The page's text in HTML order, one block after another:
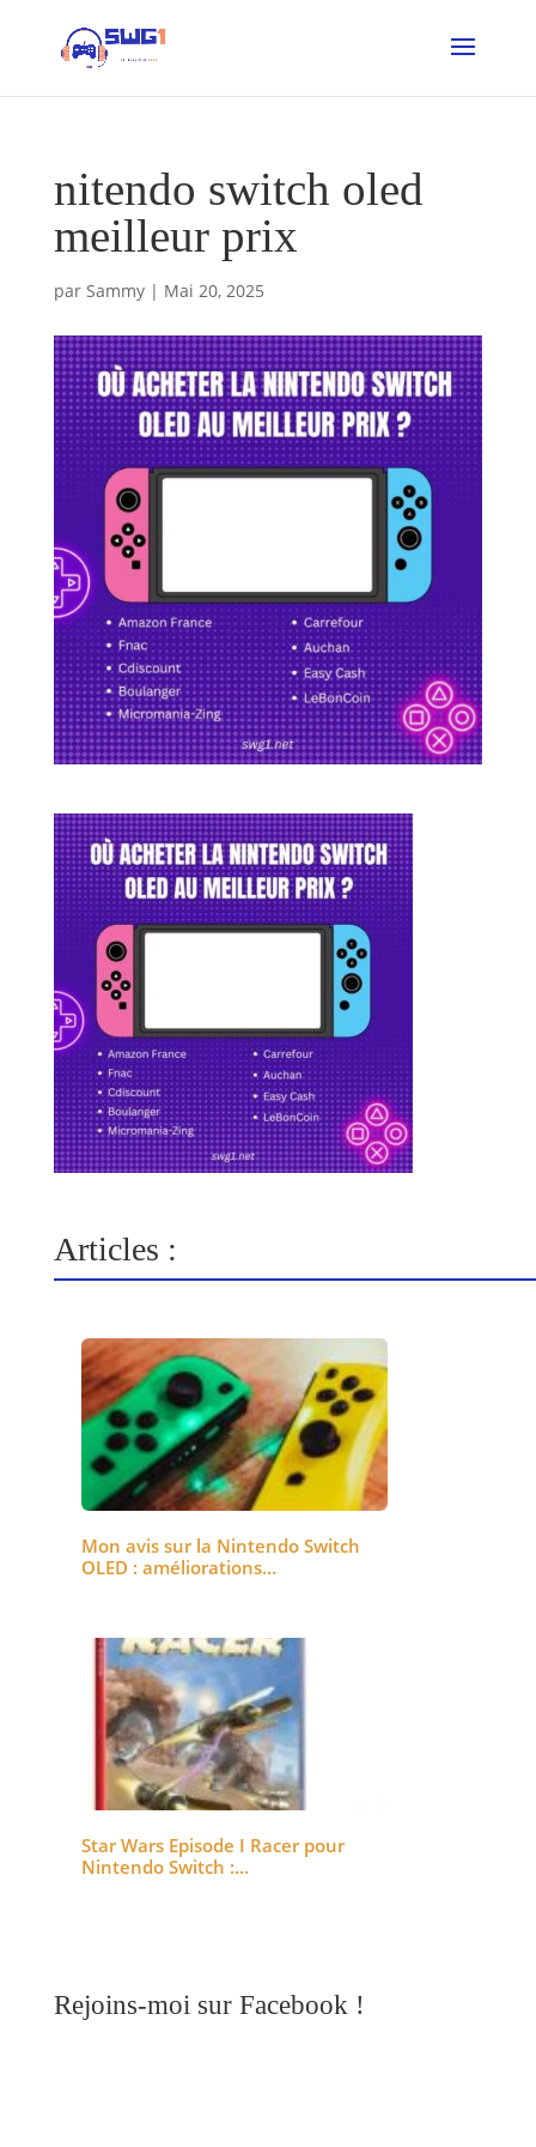
nitendo switch oled
meilleur prix
par Sammy| Mai 20, 2025
Articles :
Mon avis sur la Nintendo Switch
OLED : améliorations…
Star Wars Episode I Racer pour
Nintendo Switch :…
Rejoins-moi sur Facebook !